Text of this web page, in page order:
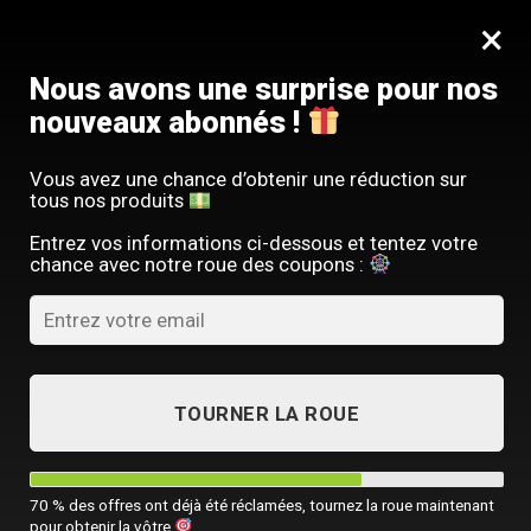
contenu
ACCUEIL / TOUTES NOS SACOCHES HOMME
×
Nous avons une surprise pour nos
nouveaux abonnés !
Vous avez une chance d’obtenir une réduction sur
tous nos produits
Entrez vos informations ci-dessous et tentez votre
chance avec notre roue des coupons :
TOURNER LA ROUE
70 % des offres ont déjà été réclamées, tournez la roue maintenant
pour obtenir la vôtre